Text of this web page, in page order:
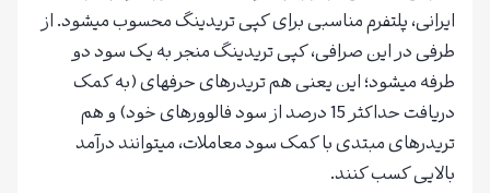
ایرانی، پلتفرم مناسبی برای کپی تریدینگ محسوب میشود. از
طرفی در این صرافی، کپی تریدینگ منجر به یک سود دو
طرفه میشود؛ این یعنی هم تریدرهای حرفهای (به کمک
دریافت حداکثر 15 درصد از سود فالوورهای خود) و هم
تریدرهای مبتدی با کمک سود معاملات، میتوانند درآمد
بالایی کسب کنند.